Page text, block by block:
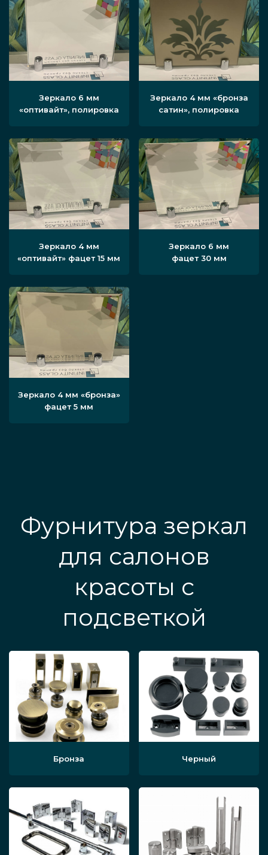
Зеркало 6 мм
«оптивайт», полировка
Зеркало 4 мм «бронза
сатин», полировка
Зеркало 4 мм
«оптивайт» фацет 15 мм
Зеркало 6 мм
фацет 30 мм
Зеркало 4 мм «бронза»
фацет 5 мм
Фурнитура зеркал
для салонов
красоты с
подсветкой
Бронза Черный